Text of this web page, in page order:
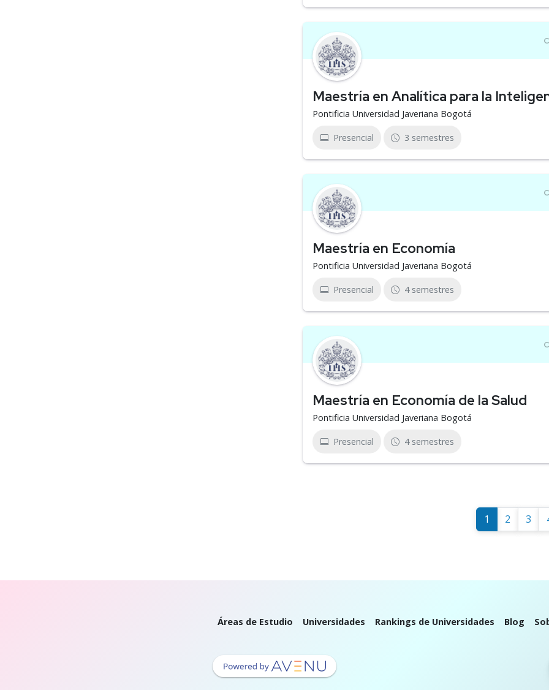
Maestría en Analítica para la
Pontificia Universidad Javeriana Bogotá
Presencial 3 semestres
Maestría en Economía
Pontificia Universidad Javeriana Bogotá
Presencial 4 semestres
Maestría en Economía de la Salud
Pontificia Universidad Javeriana Bogotá
Presencial 4 semestres
1 2 3
Áreas de Estudio Universidades Rankings de Universidades Blog